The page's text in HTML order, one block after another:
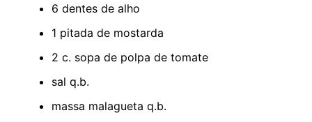
6 dentes de alho
1 pitada de mostarda
2 c. sopa de polpa de tomate
sal q.b.
massa malagueta q.b.